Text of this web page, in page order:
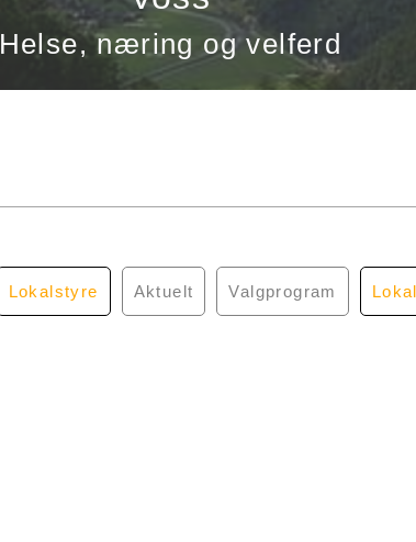
Helse, næring og velferd
Lokalstyre Aktuelt Valgprogram